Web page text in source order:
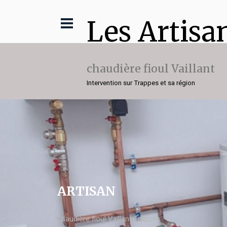
Les
chaudière fioul Vaillant
Intervention sur Trappes et sa région
ARTISAN
chaudière fioul Vaillant Trappes